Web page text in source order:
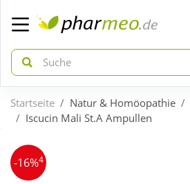
zurück
ÜBERSICHT AKTIONEN
zurück
ÜBERSICHT KATEGORIEN
Startseite Natur & Homöopathie
Iscucin Mali St.A Ampullen
-16%4